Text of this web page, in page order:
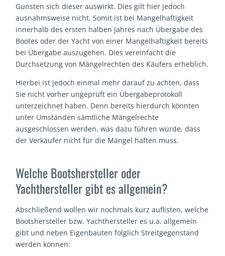
Gunsten sich dieser auswirkt. Dies gilt hier jedoch
ausnahmsweise nicht. Somit ist bei Mangelhaftigkeit
innerhalb des ersten halben Jahres nach Übergabe des
Bootes oder der Yacht von einer Mangelhaftigkeit bereits
bei Übergabe auszugehen. Dies vereinfacht die
Durchsetzung von Mängelrechten des Käufers erheblich.
Hierbei ist jedoch einmal mehr darauf zu achten, dass
Sie nicht vorher ungeprüft ein Übergabeprotokoll
unterzeichnet haben. Denn bereits hierdurch könnten
unter Umständen sämtliche Mängelrechte
ausgeschlossen werden, was dazu führen würde, dass
der Verkäufer nicht für die Mängel haften muss.
Welche Bootshersteller oder
Yachthersteller gibt es allgemein?
Abschließend wollen wir nochmals kurz auflisten, welche
Bootshersteller bzw. Yachthersteller es u.a. allgemein
gibt und neben Eigenbauten folglich Streitgegenstand
werden können: